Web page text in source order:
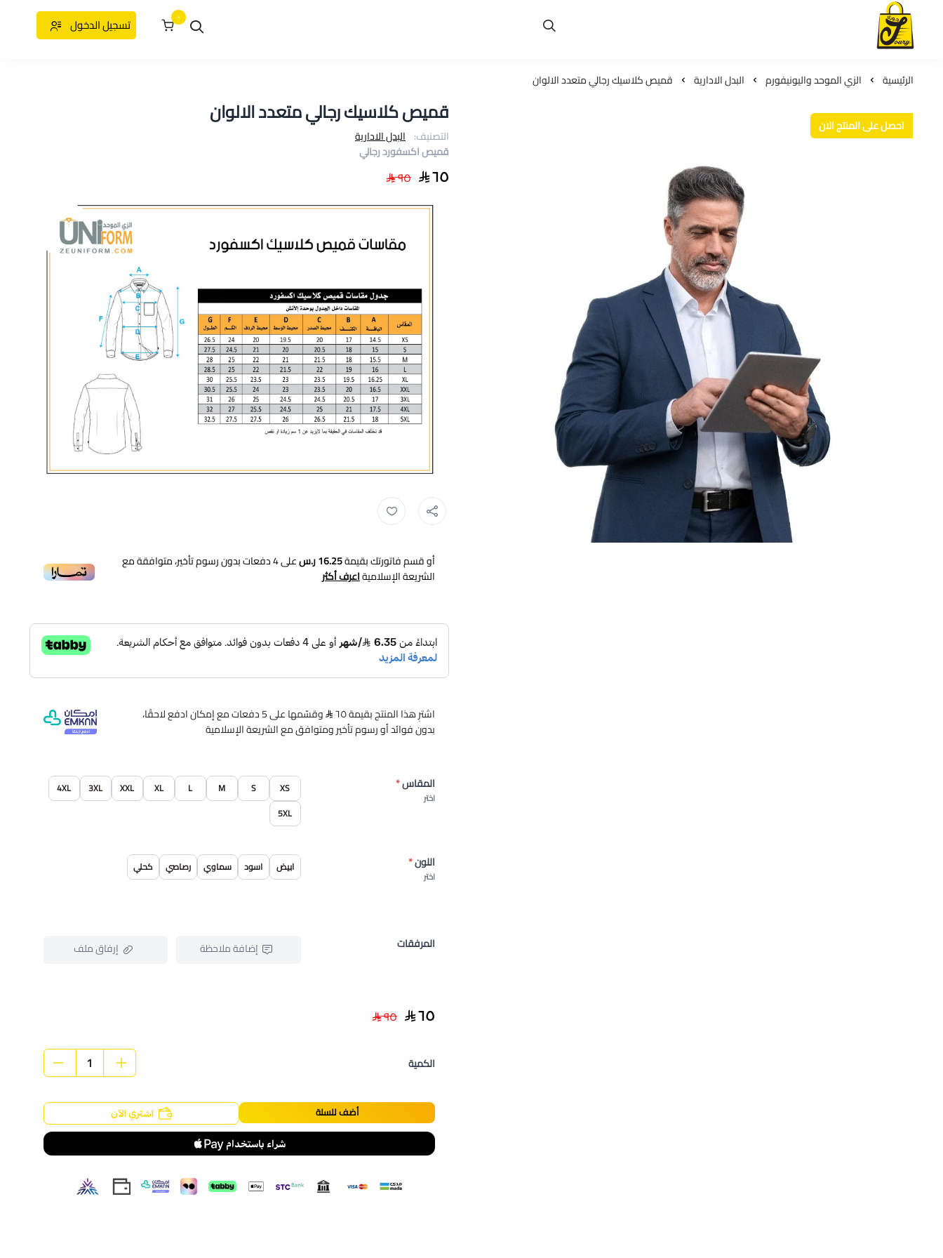
لمسات جوري
٠ تسجيل الدخول
الرئيسية الزي الموحد واليونيفورم البدل الادارية قميص كلاسيك رجالي متعدد الالوان
احصل على المنتج الان قميص كلاسيك رجالي متعدد الالوان
التصنيف: البدل الادارية
قميص اكسفورد رجالي
٦٥ ٩٥
قميص اكسفورد ,
أو قسم فاتورتك بقيمة16.25 ر.س على4دفعات بدون رسوم تأخير، متوافقة مع
الشريعة الإسلاميةاعرف أكثر
اشترِ هذا المنتج بقيمة ٦٥
وقسّمها على 5 دفعات مع إمكان ادفع لاحقًا،
بدون فوائد أو رسوم تأخير ومتوافق مع الشريعة الإسلامية
المقاس*
اختر
XS
S
M
L
XL
XXL
3XL
4XL
5XL
اللون*
اختر
ابيض اسود سماوي رصاصي كحلي
المرفقات إضافة ملاحظة إرفاق ملف
الكمية
٦٥ ٩٥
أضف للسلة اشتري الآن